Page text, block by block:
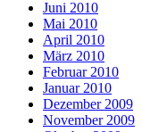
Juni 2010
Mai 2010
April 2010
März 2010
Februar 2010
Januar 2010
Dezember 2009
November 2009